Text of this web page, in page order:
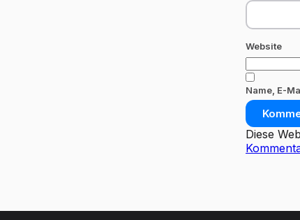
Website
Name, E-
Diese